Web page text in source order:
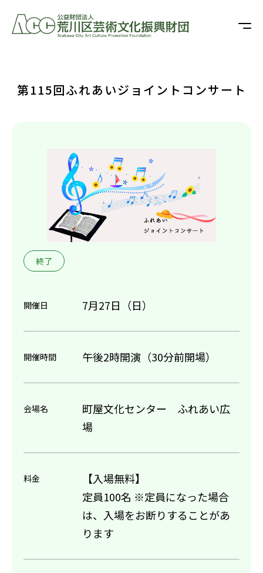
第115回ふれあいジョイントコンサート
終了
開催日 7月27日（日）
開催時間 午後2時開演（30分前開場）
会場名
町屋文化センター ふれあい広
場
料金
【入場無料】
定員100名 ※定員になった場合
は、入場をお断りすることがあ
ります